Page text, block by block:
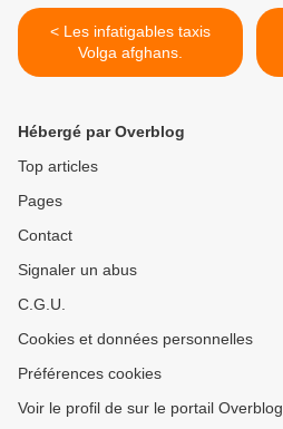
< Les infatigables taxis
Volga afghans.
Hébergé par Overblog
Top articles
Pages
Contact
Signaler un abus
C.G.U.
Cookies et données personnelles
Préférences cookies
Voir le profil de sur le portail Overblog